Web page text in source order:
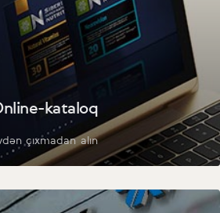
kataloq
çıxmadan alın